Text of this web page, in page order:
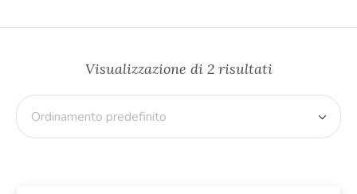
Visualizzazione di 2 risultati